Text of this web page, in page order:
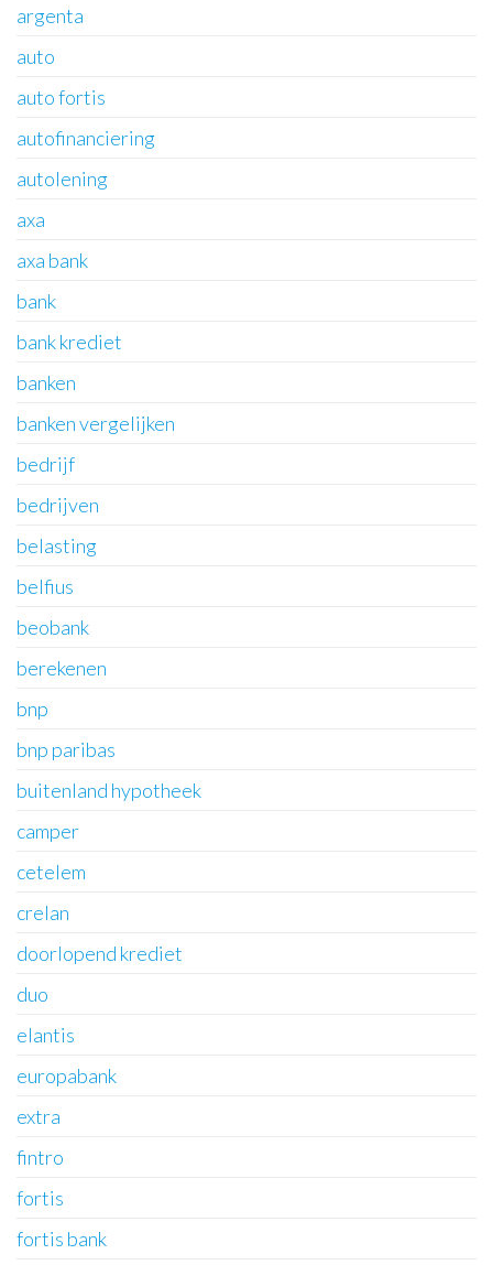
argenta
auto
auto fortis
autofinanciering
autolening
axa
axa bank
bank
bank krediet
banken
banken vergelijken
bedrijf
bedrijven
belasting
belfius
beobank
berekenen
bnp
bnp paribas
buitenland hypotheek
camper
cetelem
crelan
doorlopend krediet
duo
elantis
europabank
extra
fintro
fortis
fortis bank